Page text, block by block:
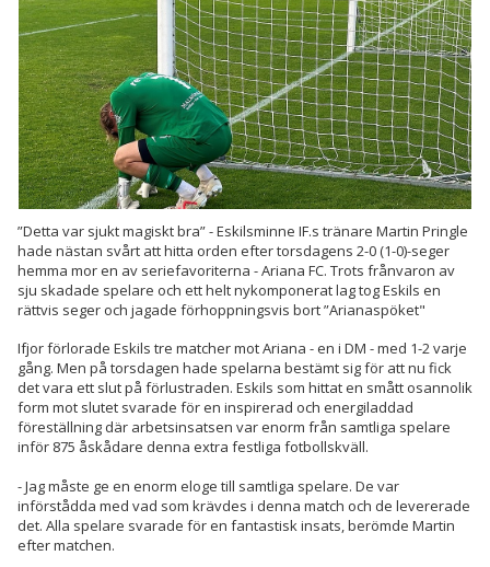
”Detta var sjukt magiskt bra” - Eskilsminne IF.s tränare Martin Pringle
hade nästan svårt att hitta orden efter torsdagens 2-0 (1-0)-seger
hemma mor en av seriefavoriterna - Ariana FC. Trots frånvaron av
sju skadade spelare och ett helt nykomponerat lag tog Eskils en
rättvis seger och jagade förhoppningsvis bort ”Arianaspöket"
Ifjor förlorade Eskils tre matcher mot Ariana - en i DM - med 1-2 varje
gång. Men på torsdagen hade spelarna bestämt sig för att nu fick
det vara ett slut på förlustraden. Eskils som hittat en smått osannolik
form mot slutet svarade för en inspirerad och energiladdad
föreställning där arbetsinsatsen var enorm från samtliga spelare
inför 875 åskådare denna extra festliga fotbollskväll.
- Jag måste ge en enorm eloge till samtliga spelare. De var
införstådda med vad som krävdes i denna match och de levererade
det. Alla spelare svarade för en fantastisk insats, berömde Martin
efter matchen.